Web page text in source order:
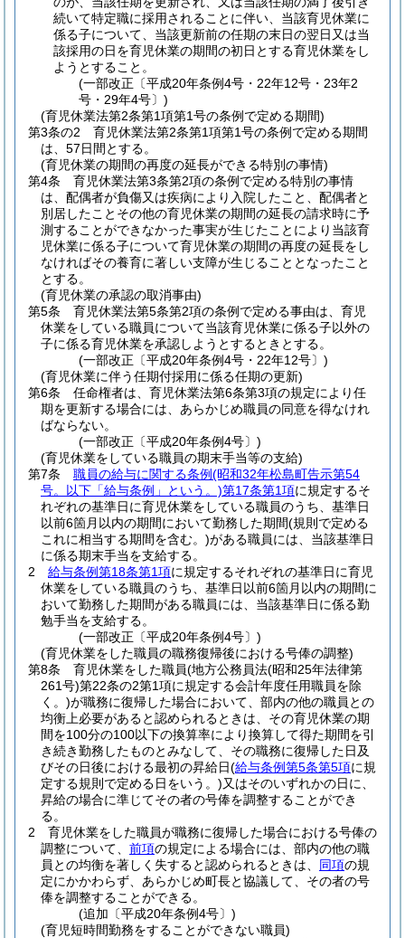
続いて特定職に採用されることに伴い、当該育児休業に
係る子について、当該更新前の任期の末日の翌日又は当
該採用の日を育児休業の期間の初日とする育児休業をし
ようとすること。
(一部改正〔平成20年条例4号・22年12号・23年2
号・29年4号〕)
(育児休業法第2条第1項第1号の条例で定める期間)
第3条の2
育児休業法第2条第1項第1号の条例で定める期間
は、57日間とする。
(育児休業の期間の再度の延長ができる特別の事情)
第4条
育児休業法第3条第2項の条例で定める特別の事情
は、配偶者が負傷又は疾病により入院したこと、配偶者と
別居したことその他の育児休業の期間の延長の請求時に予
測することができなかった事実が生じたことにより当該育
児休業に係る子について育児休業の期間の再度の延長をし
なければその養育に著しい支障が生じることとなったこと
とする。
(育児休業の承認の取消事由)
第5条
育児休業法第5条第2項の条例で定める事由は、育児
休業をしている職員について当該育児休業に係る子以外の
子に係る育児休業を承認しようとするときとする。
(一部改正〔平成20年条例4号・22年12号〕)
(育児休業に伴う任期付採用に係る任期の更新)
第6条
任命権者は、育児休業法第6条第3項の規定により任
期を更新する場合には、あらかじめ職員の同意を得なけれ
ばならない。
(一部改正〔平成20年条例4号〕)
(育児休業をしている職員の期末手当等の支給)
第7条
職員の給与に関する条例(昭和32年松島町告示第54
号。以下「給与条例」という。)第17条第1項に規定するそ
れぞれの基準日に育児休業をしている職員のうち、基準日
以前6箇月以内の期間において勤務した期間(規則で定める
これに相当する期間を含む。)がある職員には、当該基準日
に係る期末手当を支給する。
2
給与条例第18条第1項に規定するそれぞれの基準日に育児
休業をしている職員のうち、基準日以前6箇月以内の期間に
おいて勤務した期間がある職員には、当該基準日に係る勤
勉手当を支給する。
(一部改正〔平成20年条例4号〕)
(育児休業をした職員の職務復帰後における号俸の調整)
第8条
育児休業をした職員(地方公務員法(昭和25年法律第
261号)第22条の2第1項に規定する会計年度任用職員を除
く。)が職務に復帰した場合において、部内の他の職員との
均衡上必要があると認められるときは、その育児休業の期
間を100分の100以下の換算率により換算して得た期間を引
き続き勤務したものとみなして、その職務に復帰した日及
びその日後における最初の昇給日(給与条例第5条第5項に規
定する規則で定める日をいう。)又はそのいずれかの日に、
昇給の場合に準じてその者の号俸を調整することができ
る。
2
育児休業をした職員が職務に復帰した場合における号俸の
調整について、 前項の規定による場合には、部内の他の職
員との均衡を著しく失すると認められるときは、 同項の規
定にかかわらず、あらかじめ町長と協議して、その者の号
俸を調整することができる。
(追加〔平成20年条例4号〕)
(育児短時間勤務をすることができない職員)